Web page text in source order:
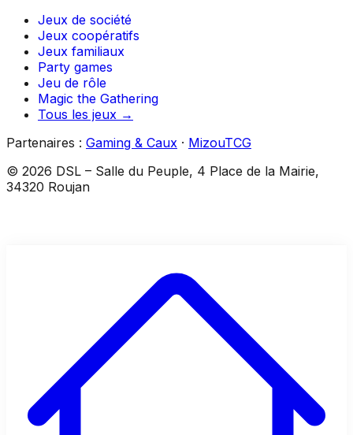
Jeux de société
Jeux coopératifs
Jeux familiaux
Party games
Jeu de rôle
Magic the Gathering
Tous les jeux →
Partenaires : Gaming & Caux · MizouTCG
© 2026 DSL – Salle du Peuple, 4 Place de la Mairie,
34320 Roujan